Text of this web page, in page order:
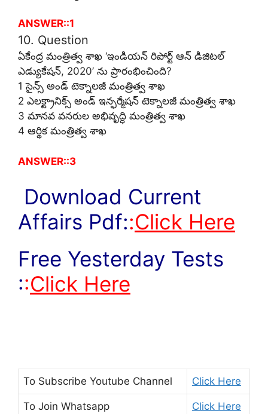
ANSWER::1
10. Question
ఏకేంద్ర మంత్రిత్వ శాఖ ‘ఇండియన్ రిపోర్ట్ ఆన్ డిజిటల్
ఎడ్యుకేషన్, 2020’ ను ప్రారంభించింది?
1 సైన్స్ అండ్ టెక్నాలజీ మంత్రిత్వ శాఖ
2 ఎలక్ట్రానిక్స్ అండ్ ఇన్ఫర్మేషన్ టెక్నాలజీ మంత్రిత్వ శాఖ
3 మానవ వనరుల అభివృద్ధి మంత్రిత్వ శాఖ
4 ఆర్థిక మంత్రిత్వ శాఖ
ANSWER::3
Download Current
Affairs Pdf::Click Here
Free Yesterday Tests
::Click Here
To Subscribe Youtube Channel Click Here
To Join Whatsapp Click Here